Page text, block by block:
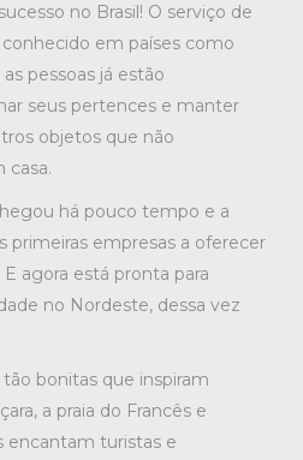
no Brasil! O serviço de
em países como
pessoas já estão
seus pertences e manter
objetos que não
casa.
há pouco tempo e a
primeiras empresas a oferecer
E agora está pronta para
no Nordeste, dessa vez
bonitas que inspiram
a praia do Francês e
encantam turistas e